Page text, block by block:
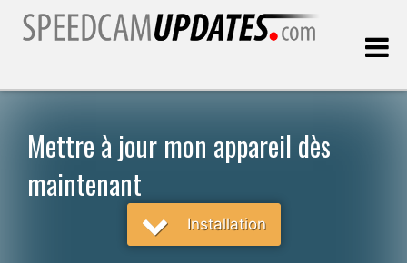
CHOISISSEZ VOTRE LANGUE
Mettre à jour mon appareil dès
maintenant
Installation